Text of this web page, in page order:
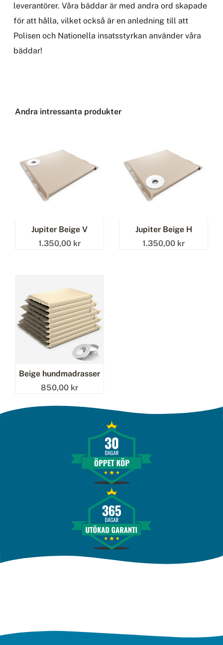
leverantörer. Våra bäddar är med andra ord skapade
för att hålla, vilket också är en anledning till att
Polisen och Nationella insatsstyrkan använder våra
bäddar!
Andra intressanta produkter
Jupiter Beige V
1.350,00 kr
Jupiter Beige H
1.350,00 kr
Beige hundmadrasser
850,00 kr